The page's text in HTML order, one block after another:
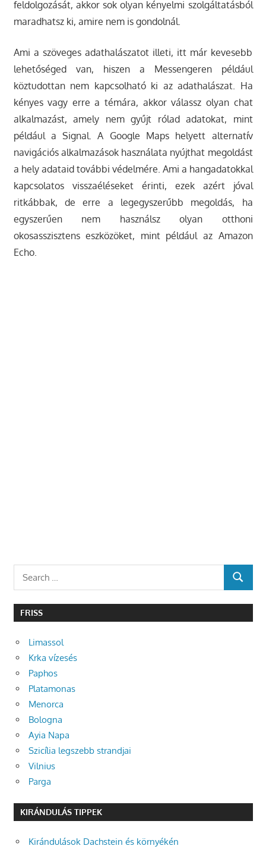
feldolgozását, akkor sok olyan kényelmi szolgáltatásból
maradhatsz ki, amire nem is gondolnál.
Ami a szöveges adathalászatot illeti, itt már kevesebb
lehetőséged van, hiszen a Messengeren például
köztudottan nem kapcsolható ki az adathalászat. Ha
kényes vagy erre a témára, akkor válassz olyan chat
alkalmazást, amely nem gyűjt rólad adatokat, mint
például a Signal. A Google Maps helyett alternatív
navigációs alkalmazások használata nyújthat megoldást
a hely adataid további védelmére. Ami a hangadatokkal
kapcsolatos visszaéléseket érinti, ezek azért jóval
ritkábbak, de erre a legegyszerűbb megoldás, ha
egyszerűen nem használsz olyan otthoni
okosasszisztens eszközöket, mint például az Amazon
Echo.
SEARCH
FRISS
Limassol
Krka vízesés
Paphos
Platamonas
Menorca
Bologna
Ayia Napa
Szicília legszebb strandjai
Vilnius
Parga
KIRÁNDULÁS TIPPEK
Kirándulások Dachstein és környékén